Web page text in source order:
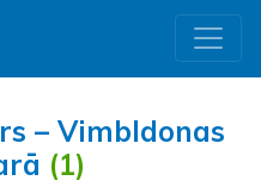
– Vimbldonas
(1)